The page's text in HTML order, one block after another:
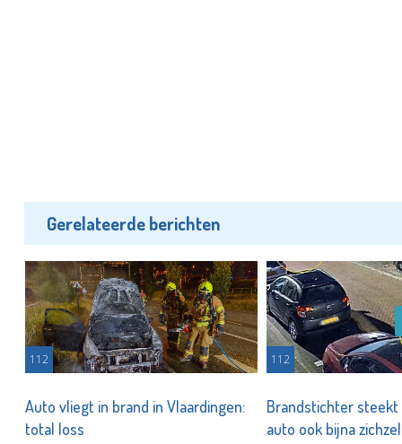
Gerelateerde berichten
112
Auto vliegt in brand in Vlaardingen:
total loss
112
Brandstichter steekt
auto ook bijna